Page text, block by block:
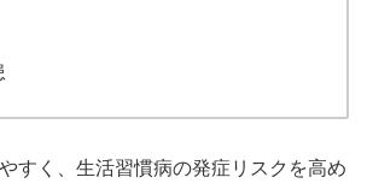
すく、生活習慣病の発症リスクを高め